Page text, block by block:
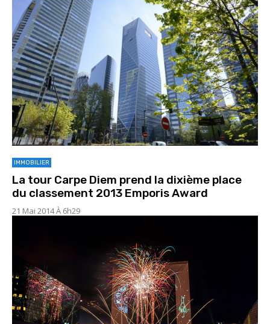
IMMOBILIER
La tour Carpe Diem prend la dixième place
du classement 2013 Emporis Award
21 Mai 2014 À 6h29